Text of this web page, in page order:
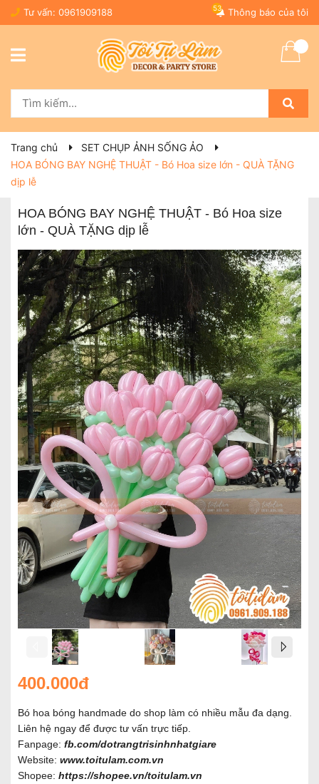
Tư vấn: 0961909188 Thông báo của tôi
53
Trang chủ
SET CHỤP ẢNH SỐNG ẢO
HOA BÓNG BAY NGHỆ THUẬT - Bó Hoa size lớn - QUÀ TẶNG
dịp lễ
HOA BÓNG BAY NGHỆ THUẬT - Bó Hoa size
lớn - QUÀ TẶNG dịp lễ
400.000đ
Bó hoa bóng handmade do shop làm có nhiều mẫu đa dạng.
Liên hệ ngay để được tư vấn trực tiếp.
Fanpage: fb.com/dotrangtrisinhnhatgiare
Website: www.toitulam.com.vn
Shopee: https://shopee.vn/toitulam.vn